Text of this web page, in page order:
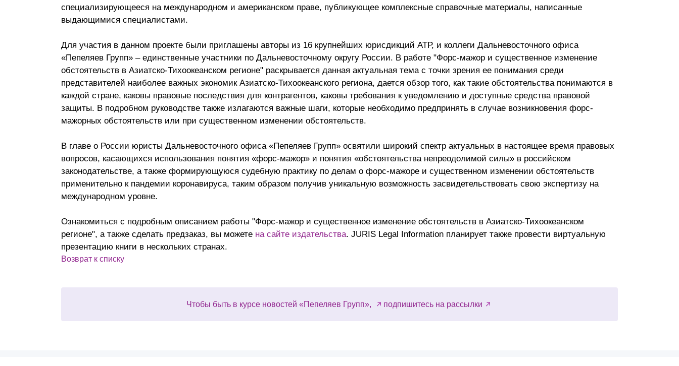
Обращение Управляющего
Социальная
ответственность
специализирующееся на международном и американском праве, публикующее комплексные справочные материалы, написанные
выдающимися специалистами.
Для участия в данном проекте были приглашены авторы из 16 крупнейших юрисдикций АТР, и коллеги Дальневосточного офиса
«Пепеляев Групп» – единственные участники по Дальневосточному округу России. В работе "Форс-мажор и существенное изменение
обстоятельств в Азиатско-Тихоокеанском регионе" раскрывается данная актуальная тема с точки зрения ее понимания среди
представителей наиболее важных экономик Азиатско-Тихоокеанского региона, дается обзор того, как такие обстоятельства понимаются в
каждой стране, каковы правовые последствия для контрагентов, каковы требования к уведомлению и доступные средства правовой
защиты. В подробном руководстве также излагаются важные шаги, которые необходимо предпринять в случае возникновения форс-
мажорных обстоятельств или при существенном изменении обстоятельств.
В главе о России юристы Дальневосточного офиса «Пепеляев Групп» освятили широкий спектр актуальных в настоящее время правовых
вопросов, касающихся использования понятия «форс-мажор» и понятия «обстоятельства непреодолимой силы» в российском
законодательстве, а также формирующуюся судебную практику по делам о форс-мажоре и существенном изменении обстоятельств
применительно к пандемии коронавируса, таким образом получив уникальную возможность засвидетельствовать свою экспертизу на
международном уровне.
Ознакомиться с подробным описанием работы "Форс-мажор и существенное изменение обстоятельств в Азиатско-Тихоокеанском
регионе", а также сделать предзаказ, вы можете на сайте издательства. JURIS Legal Information планирует также провести виртуальную
презентацию книги в нескольких странах.
Возврат к списку
Чтобы быть в курсе новостей «Пепеляев Групп», подпишитесь на рассылки